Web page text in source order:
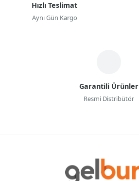
Hızlı Teslimat
Aynı Gün Kargo
Garantili Ürünler
Resmi Distribütör